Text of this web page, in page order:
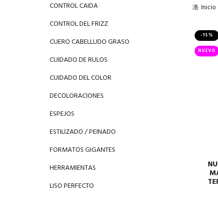
Inicio
-15%
NUEVO
CONTROL CAIDA
CONTROL DEL FRIZZ
CUERO CABELLUDO GRASO
CUIDADO DE RULOS
CUIDADO DEL COLOR
DECOLORACIONES
ESPEJOS
ESTILIZADO / PEINADO
FORMATOS GIGANTES
HERRAMIENTAS
LISO PERFECTO